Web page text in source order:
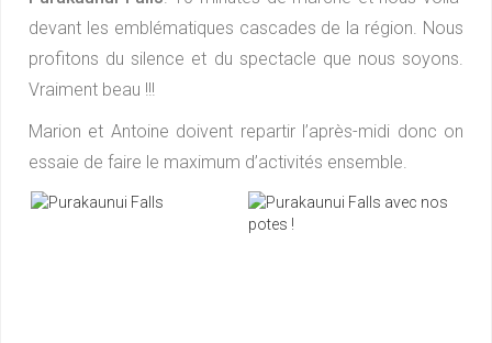
devant les emblématiques cascades de la région. Nous
profitons du silence et du spectacle que nous soyons.
Vraiment beau !!!
Marion et Antoine doivent repartir l’après-midi donc on
essaie de faire le maximum d’activités ensemble.